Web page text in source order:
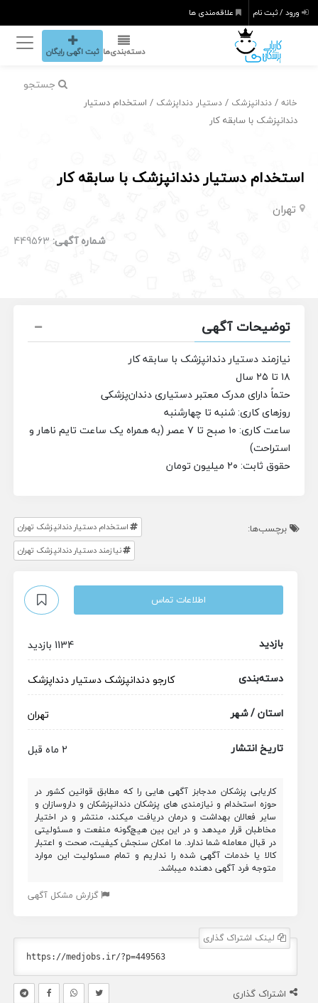
ورود / ثبت نام علاقه‌مندی ها
دسته‌بندی‌ها ثبت اگهی رایگان
جستجو
خانه /دندانپزشک /دستیار دنداپزشک / استخدام دستیار
دندانپزشک با سابقه کار
استخدام دستیار دندانپزشک با سابقه کار
تهران
شماره آگهی: 449563
توضیحات آگهی
نیازمند دستیار دندانپزشک با سابقه کار
۱۸ تا ۲۵ سال
حتماً دارای مدرک معتبر دستیاری دندان‌پزشکی
روزهای کاری: شنبه تا چهارشنبه
ساعت کاری: ۱۰ صبح تا ۷ عصر (به همراه یک ساعت تایم ناهار و
استراحت)
حقوق ثابت: ۲۰ میلیون تومان
برچسب‌ها:
استخدام دستیار دندانپزشک تهران
نیازمند دستیار دندانپزشک تهران
اطلاعات تماس
بازدید
1134 بازدید
دسته‌بندی
کارجودندانپزشک دستیار دنداپزشک
استان / شهر
تهران
تاریخ انتشار
2 ماه قبل
کاریابی پزشکان مدجابز آگهی هایی را که مطابق قوانین کشور در
حوزه استخدام و نیازمندی های پزشکان دندانپزشکان و داروسازان و
سایر فعالان بهداشت و درمان دریافت میکند، منتشر و در اختیار
مخاطبان قرار میدهد و در این بین هیچ‌گونه منفعت و مسئولیتی
در قبال معامله شما ندارد. ما امکان سنجش کیفیت، صحت و اعتبار
کالا یا خدمات آگهی شده را نداریم و تمام مسئولیت این موارد
متوجه فرد آگهی دهنده میباشد.
گزارش مشکل آگهی
لینک اشتراک گذاری
اشتراک گذاری